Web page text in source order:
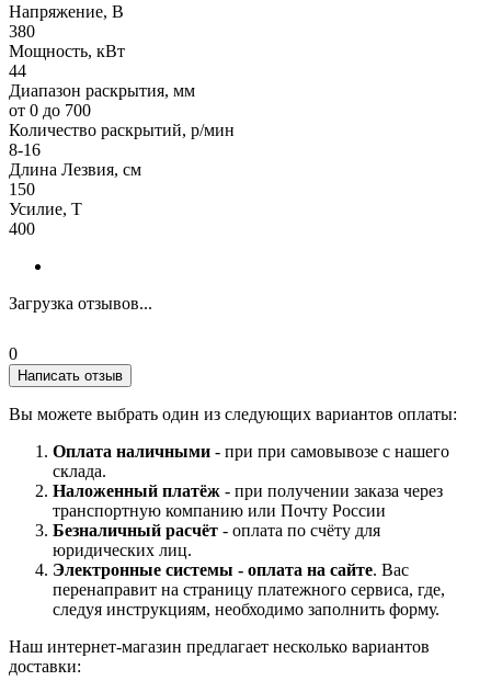
Напряжение, В
380
Мощность, кВт
44
Диапазон раскрытия, мм
от 0 до 700
Количество раскрытий, р/мин
8-16
Длина Лезвия, см
150
Усилие, Т
400
Загрузка отзывов...
0
Написать отзыв
Вы можете выбрать один из следующих вариантов оплаты:
Оплата наличными - при при самовывозе с нашего
склада.
Наложенный платёж - при получении заказа через
транспортную компанию или Почту России
Безналичный расчёт - оплата по счёту для
юридических лиц.
Электронные системы - оплата на сайте. Вас
перенаправит на страницу платежного сервиса, где,
следуя инструкциям, необходимо заполнить форму.
Наш интернет-магазин предлагает несколько вариантов
доставки: